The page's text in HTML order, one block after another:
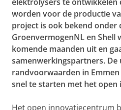
worden voor de productie
project is ook bekend onder
GroenvermogenNL en Shell
komende maanden uit en
samenwerkingspartners. De
randvoorwaarden in
snel te starten met het
Het open innovatiecentrum